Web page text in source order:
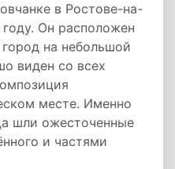
в Ростове-на-
Он расположен
на небольшой
виден со всех
месте. Именно
шли ожесточенные
и частями